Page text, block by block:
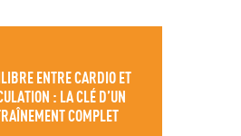
ENTRE CARDIO ET
: LA CLÉ D’UN
COMPLET